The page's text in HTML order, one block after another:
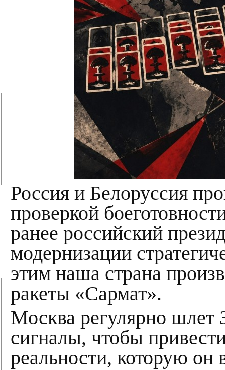
Россия и Белоруссия
проверкой
ранее российский
модернизации
этим наша страна
ракеты «Сармат».
Москва регулярно шлет
сигналы, чтобы
реальности, которую он